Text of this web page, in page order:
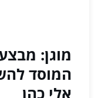
מוגן:
המוסד
אלי כהן